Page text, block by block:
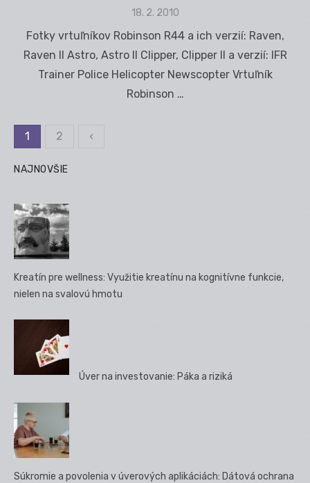
Posted
18. 2. 2010
Fotky vrtuľníkov Robinson R44 a ich verzií: Raven,
Raven II Astro, Astro II Clipper, Clipper II a verzií: IFR
Trainer Police Helicopter Newscopter Vrtuľník
Robinson …
Stránkovanie
príspevkov
1 2 ‹
NAJNOVŠIE
Kreatín pre wellness: Využitie kreatínu na kognitívne funkcie,
nielen na svalovú hmotu
Úver na investovanie: Páka a riziká
Súkromie a povolenia v úverových aplikáciách: Dátová ochrana